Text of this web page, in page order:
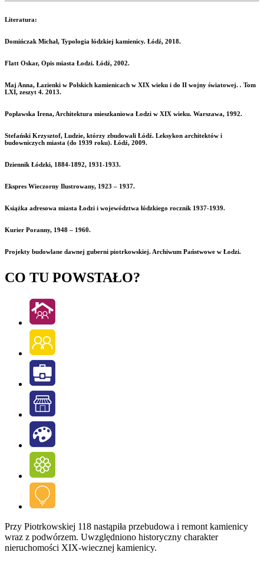
Literatura:
Domińczak Michał, Typologia łódzkiej kamienicy. Łódź, 2018.
Flatt Oskar, Opis miasta Łodzi. Łódź, 2002.
Maj Anna, Łazienki w Polskich kamienicach w XIX wieku i do II wojny światowej. . Tom
LXI, zeszyt 4. 2013.
Popławska Irena, Architektura mieszkaniowa Łodzi w XIX wieku. Warszawa, 1992.
Stefański Krzysztof, Ludzie, którzy zbudowali Łódź. Leksykon architektów i
budowniczych miasta (do 1939 roku). Łódź, 2009.
Dziennik Łódzki, 1884-1892, 1931-1933.
Ekspres Wieczorny Ilustrowany, 1923 – 1937.
Książka adresowa miasta Łodzi i województwa łódzkiego rocznik 1937-1939.
Kurier Poranny, 1948 – 1960.
Projekty budowlane dawnej guberni piotrkowskiej. Archiwum Państwowe w Łodzi.
CO TU POWSTAŁO?
Przy Piotrkowskiej 118 nastąpiła przebudowa i remont kamienicy
wraz z podwórzem. Uwzględniono historyczny charakter
nieruchomości XIX-wiecznej kamienicy.